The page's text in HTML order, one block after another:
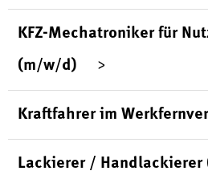
KFZ-Mechatroniker für
(m/w/d)
Kraftfahrer im
Lackierer /